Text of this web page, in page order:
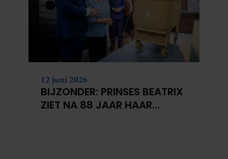
12 juni 2026
BIJZONDER: PRINSES BEATRIX
ZIET NA 88 JAAR HAAR